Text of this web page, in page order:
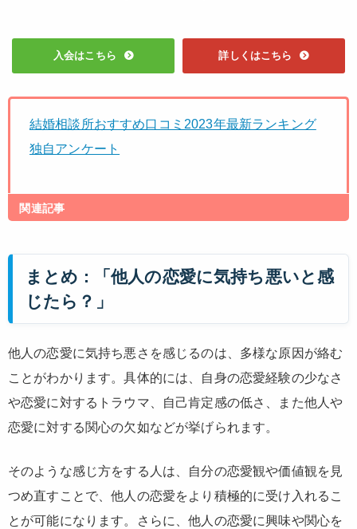
入会はこちら 詳しくはこちら
関連記事
結婚相談所おすすめ口コミ2023年最新ランキング
独自アンケート
まとめ : 「他人の恋愛に気持ち悪いと感
じたら？」
他人の恋愛に気持ち悪さを感じるのは、多様な原因が絡む
ことがわかります。具体的には、自身の恋愛経験の少なさ
や恋愛に対するトラウマ、自己肯定感の低さ、また他人や
恋愛に対する関心の欠如などが挙げられます。
そのような感じ方をする人は、自分の恋愛観や価値観を見
つめ直すことで、他人の恋愛をより積極的に受け入れるこ
とが可能になります。さらに、他人の恋愛に興味や関心を